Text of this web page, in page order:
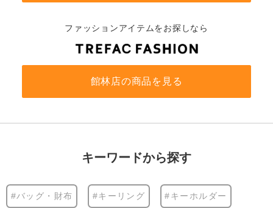
ファッションアイテムをお探しなら
館林店の商品を見る
キーワードから探す
#バッグ・財布 #キーリング #キーホルダー